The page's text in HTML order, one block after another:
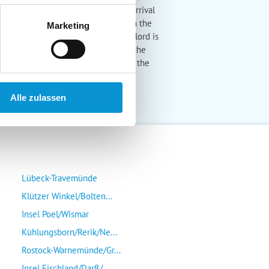
Marketing
Alle zulassen
less days between booking and arrival
short-term bookings directly with the
of accommodation). The landlord is
If deficiencies occur in the
with your landlord, please contact the
channelmanager.de
Lübeck-Travemünde
Klützer Winkel/Bolten...
Insel Poel/Wismar
Kühlungsborn/Rerik/Ne...
Rostock-Warnemünde/Gr...